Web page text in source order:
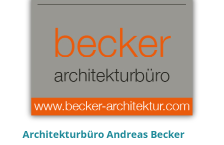
Architekturbüro Andreas Becker